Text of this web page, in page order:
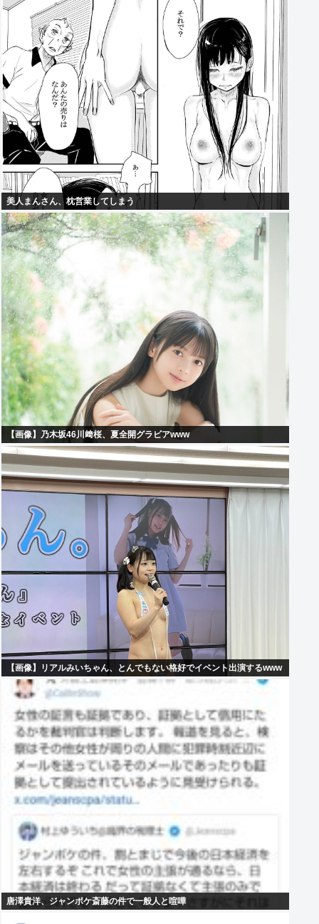
美人まんさん、枕営業してしまう
【画像】乃木坂46川﨑桜、夏全開グラビアwww
【画像】リアルみいちゃん、とんでもない格好でイベント出演するwww
唐澤貴洋、ジャンポケ斎藤の件で一般人と喧嘩